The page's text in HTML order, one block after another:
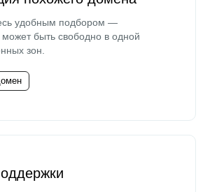
удобным подбором —
быть свободно в одной
зон.